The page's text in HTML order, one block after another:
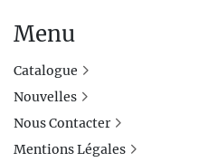
Menu
Catalogue
Nouvelles
Nous Contacter
Mentions Légales